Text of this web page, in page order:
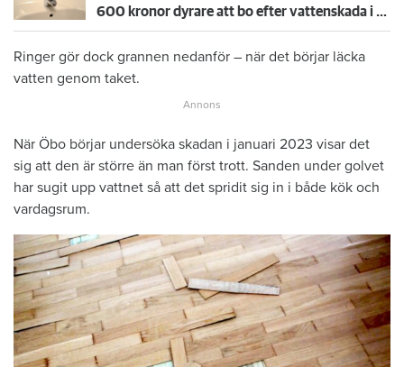
600 kronor dyrare att bo efter vattenskada i Varberg
Ringer gör dock grannen nedanför – när det börjar läcka
vatten genom taket.
När Öbo börjar undersöka skadan i januari 2023 visar det
sig att den är större än man först trott. Sanden under golvet
har sugit upp vattnet så att det spridit sig in i både kök och
vardagsrum.